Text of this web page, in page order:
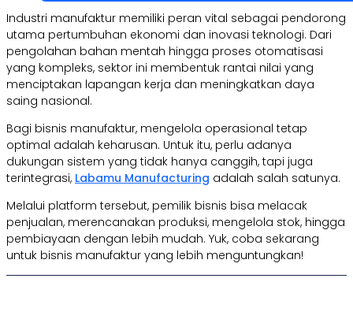
Industri manufaktur memiliki peran vital sebagai pendorong
utama pertumbuhan ekonomi dan inovasi teknologi. Dari
pengolahan bahan mentah hingga proses otomatisasi
yang kompleks, sektor ini membentuk rantai nilai yang
menciptakan lapangan kerja dan meningkatkan daya
saing nasional.
Bagi bisnis manufaktur, mengelola operasional tetap
optimal adalah keharusan. Untuk itu, perlu adanya
dukungan sistem yang tidak hanya canggih, tapi juga
terintegrasi, Labamu Manufacturing adalah salah satunya.
Melalui platform tersebut, pemilik bisnis bisa melacak
penjualan, merencanakan produksi, mengelola stok, hingga
pembiayaan dengan lebih mudah. Yuk, coba sekarang
untuk bisnis manufaktur yang lebih menguntungkan!